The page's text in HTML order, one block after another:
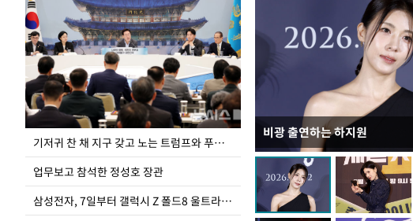
기저귀 찬 채 지구 갖고 노는 트럼프와 푸틴 형상 미로
업무보고 참석한 정성호 장관
삼성전자, 7일부터 갤럭시 Z 폴드8 울트라·폴드8·플립8 출시
비광 출연하는 하지원
송영길·정청래·김민석, 전당
TV 토론